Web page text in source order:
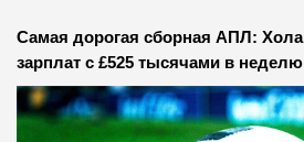
Самая дорогая сборная АПЛ:
зарплат с £525 тысячами в неделю